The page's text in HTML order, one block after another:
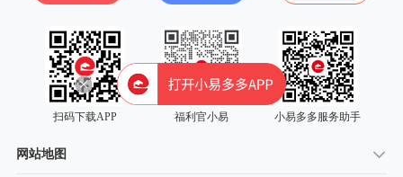
扫码下载APP 福利官小易 小易多多服务助手
网站地图